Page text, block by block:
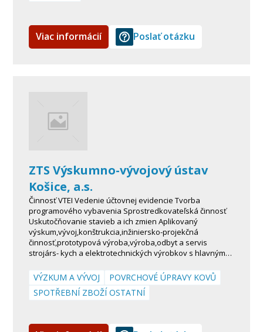
Viac informácií Poslať otázku
ZTS Výskumno-vývojový ústav
Košice, a.s.
Činnosť VTEI Vedenie účtovnej evidencie Tvorba
programového vybavenia Sprostredkovateľská činnosť
Uskutočňovanie stavieb a ich zmien Aplikovaný
výskum,vývoj,konštrukcia,inžiniersko-projekčná
činnosť,prototypová výroba,výroba,odbyt a servis
strojárs- kych a elektrotechnických výrobkov s hlavným…
VÝZKUM A VÝVOJ
POVRCHOVÉ ÚPRAVY KOVŮ
SPOTŘEBNÍ ZBOŽÍ OSTATNÍ